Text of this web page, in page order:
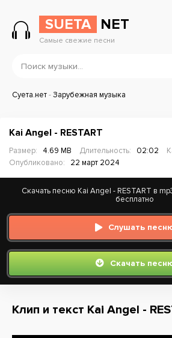
SUETA NET
Самые свежие песни
Суета.нет-Зарубежная музыка
Kai Angel - RESTART
Размер: 4.69 MB Длительность: 02:02
Опубликовано:
22 март 2024
Скачать песню Kai Angel - RESTART в
бесплатно
Слушать
Скачать
Клип и текст Kai Angel -